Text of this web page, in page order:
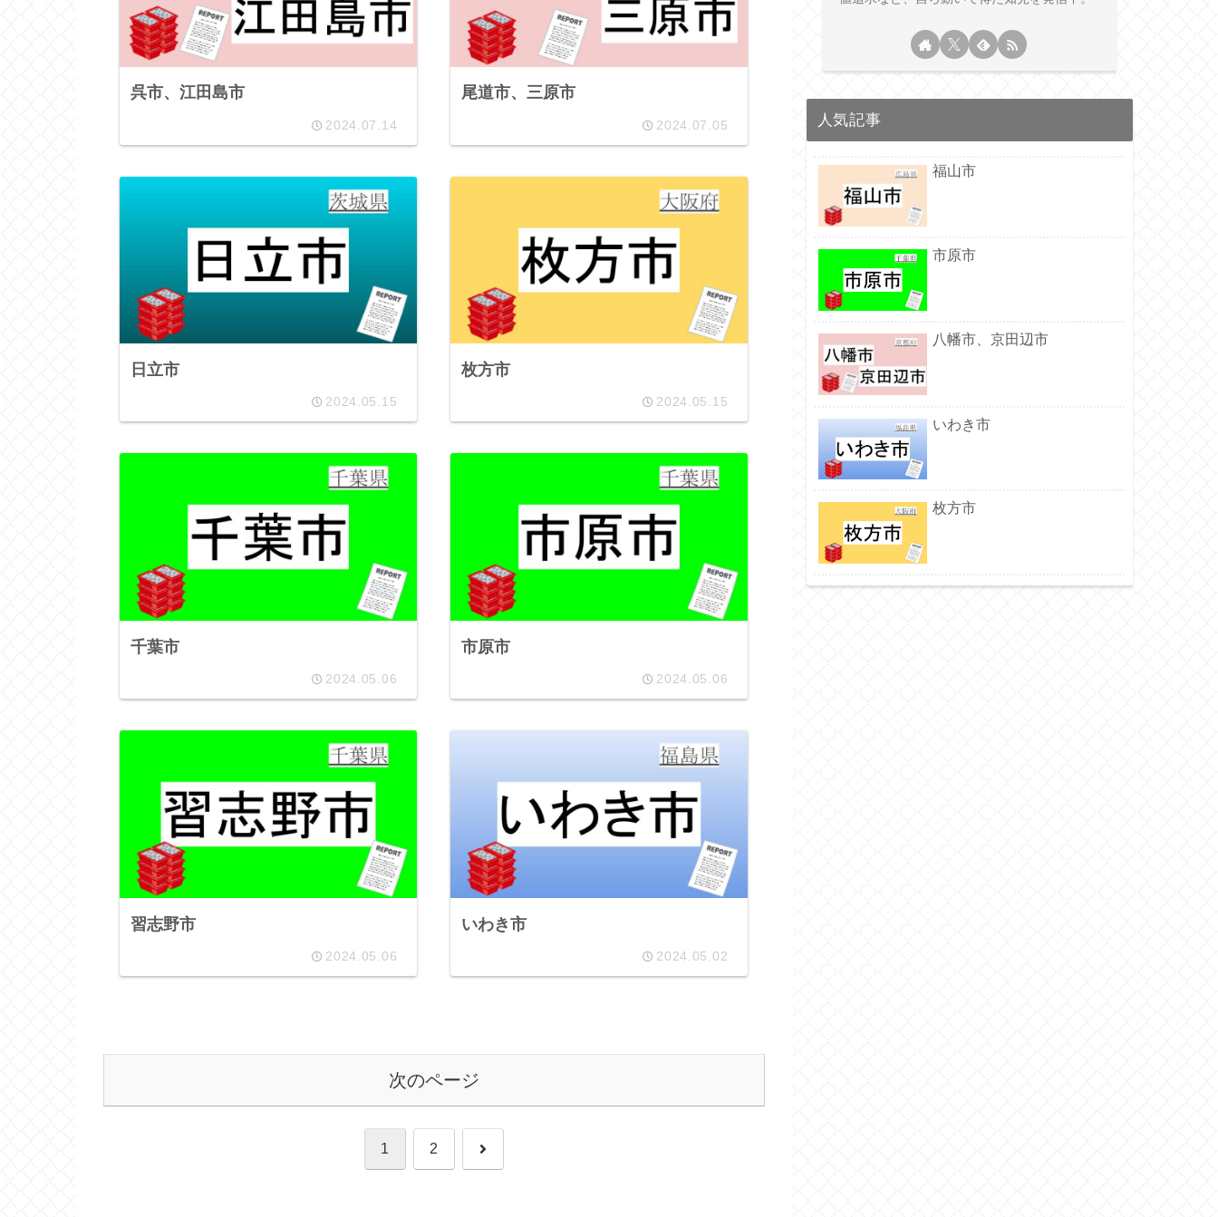
呉市、江田島市
2024.07.14
尾道市、三原市
2024.07.05
日立市
2024.05.15
枚方市
2024.05.15
千葉市
2024.05.06
市原市
2024.05.06
習志野市
2024.05.06
いわき市
2024.05.02
次のページ
1 2 次
人気記事
福山市
市原市
八幡市、京田辺市
いわき市
枚方市